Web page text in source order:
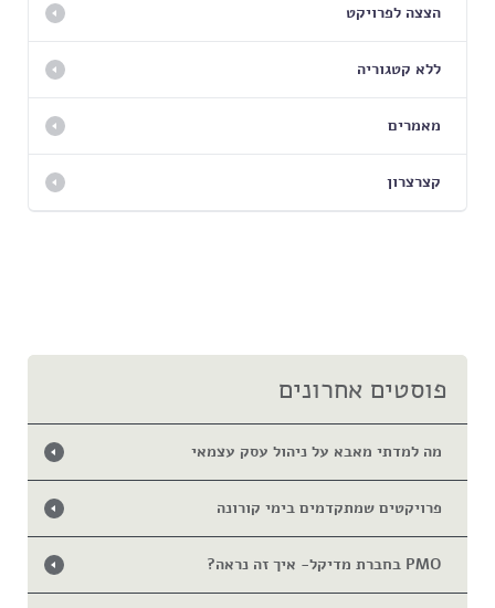
הצצה לפרויקט
ללא קטגוריה
מאמרים
קצרצרון
פוסטים אחרונים
מה למדתי מאבא על ניהול עסק עצמאי
פרויקטים שמתקדמים בימי קורונה
PMO בחברת מדיקל- איך זה נראה?